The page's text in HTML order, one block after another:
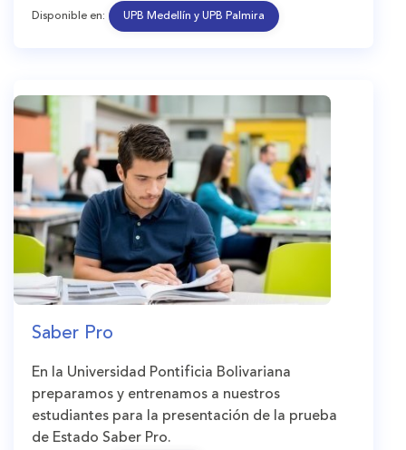
Disponible en: UPB Medellín y UPB Palmira
Saber Pro
En la Universidad Pontificia Bolivariana
preparamos y entrenamos a nuestros
estudiantes para la presentación de la prueba
de Estado Saber Pro.